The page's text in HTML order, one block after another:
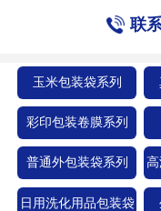
联
玉米包装袋系列
彩印包装卷膜系列
普通外包装袋系列
日用洗化用品包装袋